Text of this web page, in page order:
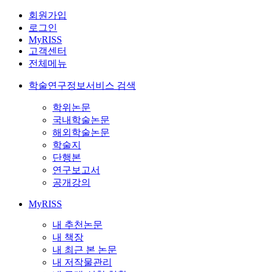
회원가입
로그인
MyRISS
고객센터
전체메뉴
학술연구정보서비스 검색
학위논문
국내학술논문
해외학술논문
학술지
단행본
연구보고서
공개강의
MyRISS
내 추천논문
내 책장
내 최근 본 논문
내 저작물관리